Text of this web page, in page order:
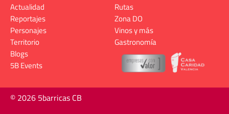
Actualidad
Reportajes
Personajes
Territorio
Rutas
Zona DO
Vinos y más
Gastronomía
Blogs
5B Events
© 2026 5barricas CB